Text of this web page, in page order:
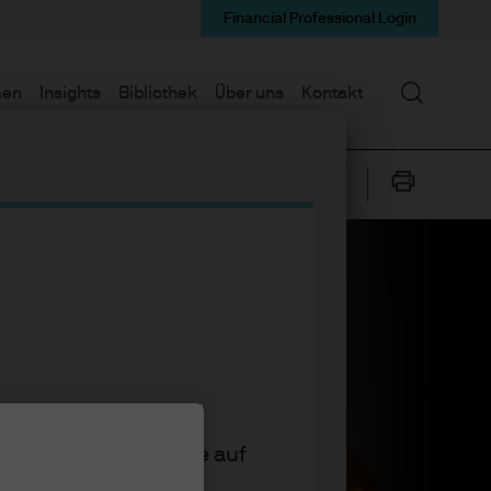
Sie, indem Sie auf
gelesen und
Insights Bibliothek Über uns Kontakt
Financial Professional Login
Suchen